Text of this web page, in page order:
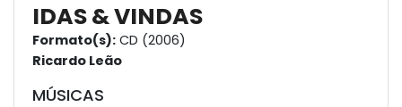
IDAS & VINDAS
Formato(s): CD (2006)
Ricardo Leão
MÚSICAS